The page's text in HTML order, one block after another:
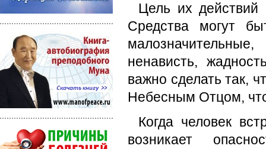
Цель их
Средства могут
ненависть,
важно сделать так,
Небесным Отцом,
Когда человек
возникает